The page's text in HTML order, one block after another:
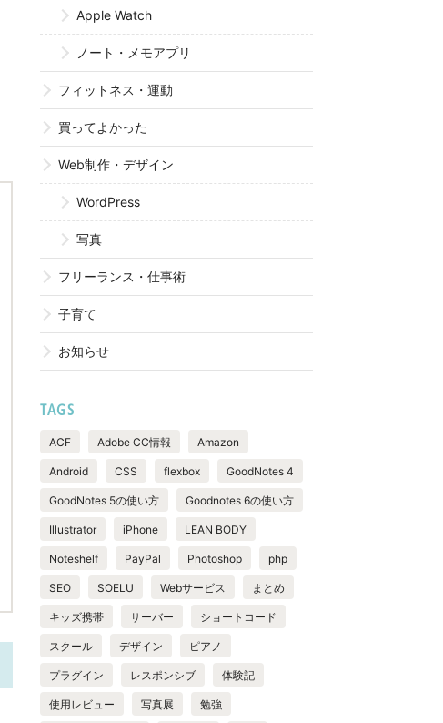
Apple Watch
ノート・メモアプリ
フィットネス・運動
買ってよかった
Web制作・デザイン
WordPress
写真
フリーランス・仕事術
子育て
お知らせ
TAGS
ACF Adobe CC情報 Amazon
Android CSS flexbox GoodNotes 4
GoodNotes 5の使い方 Goodnotes 6の使い方
Illustrator iPhone LEAN BODY
Noteshelf PayPal Photoshop php
SEO SOELU Webサービス まとめ
キッズ携帯 サーバー ショートコード
スクール デザイン ピアノ
プラグイン レスポンシブ 体験記
使用レビュー 写真展 勉強